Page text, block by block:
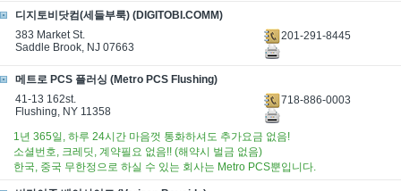
디지토비닷컴(세들부룩) (DIGITOBI.COMM)
383 Market St.
Saddle Brook, NJ 07663
201-291-8445
메트로 PCS 플러싱 (Metro PCS Flushing)
41-13 162st.
Flushing, NY 11358
718-886-0003
1년 365일, 하루 24시간 마음껏 통화하셔도 추가요금 없음!
소셜번호, 크레딧, 계약필요 없음!! (해약시 벌금 없음)
한국, 중국 무한정으로 하실 수 있는 회사는 Metro PCS뿐입니다.